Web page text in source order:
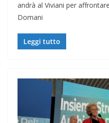
andrà al Viviani per
Domani
Leggi tutto